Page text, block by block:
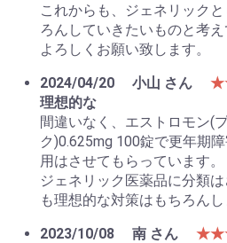
これからも、ジェネリック
ろんしていきたいものと考え
よろしくお願い致します。
2024/04/20
小山 さん
理想的な
間違いなく、エストロモン(
ク)0.625mg 100錠で更年期
用はさせてもらっています。
ジェネリック医薬品に分類
も理想的な対策はもちろんし
2023/10/08
南 さん